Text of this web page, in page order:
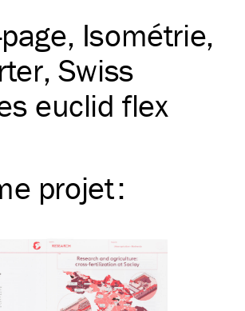
Isométrie
Swiss
euclid flex
projet: